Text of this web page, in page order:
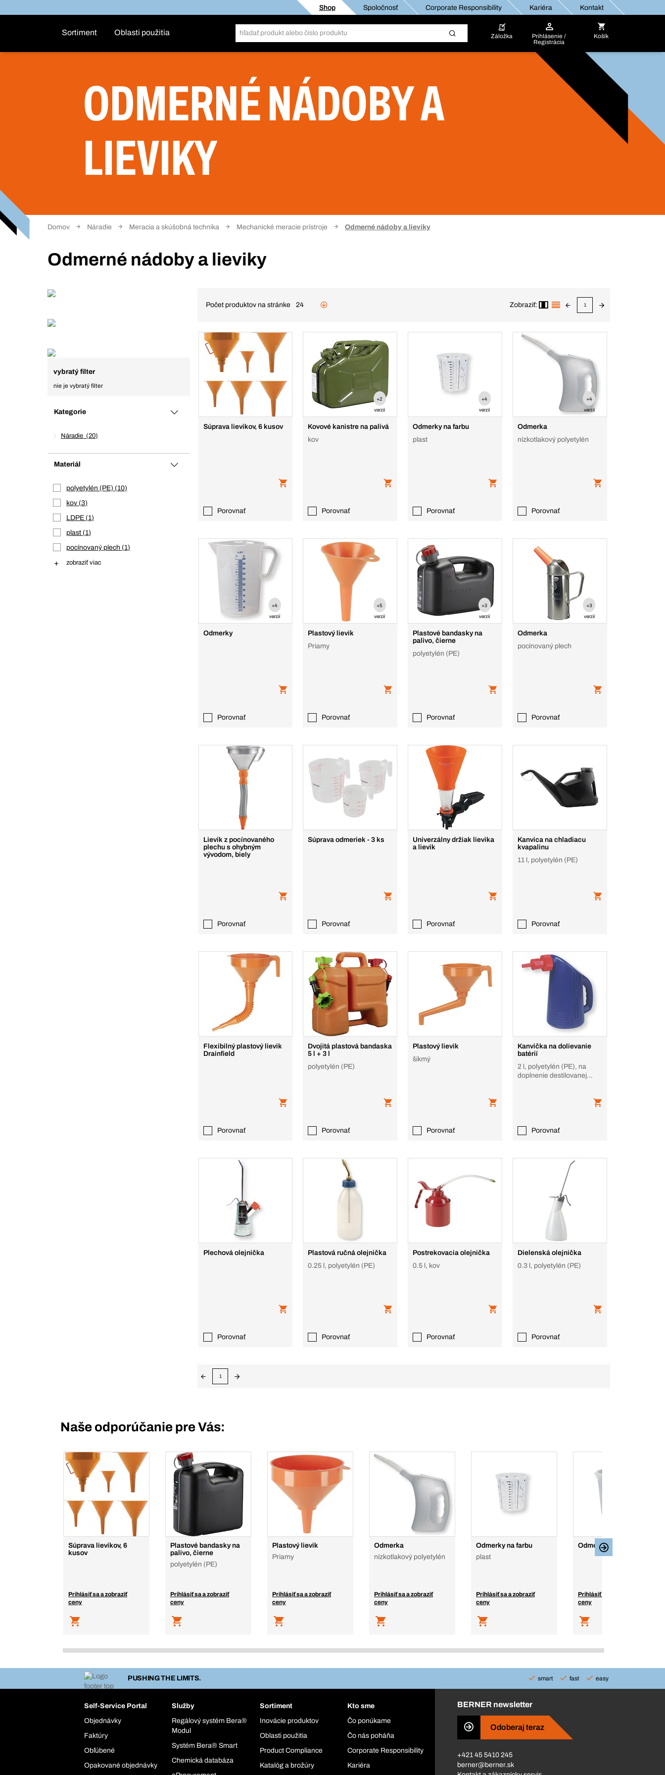
Shop Spoločnosť Corporate Responsibility Kariéra Kontakt
Sortiment Oblasti použitia Záložka
Prihlásenie /
Registrácia
Košík
ODMERNÉ NÁDOBY A
LIEVIKY
Domov Náradie Meracia a skúšobná technika Mechanické meracie prístroje Odmerné nádoby a lieviky
Odmerné nádoby a lieviky
vybratý filter
nie je vybratý filter
Kategorie
Náradie 20
Materiál
polyetylén (PE)
10
kov 3
LDPE 1
plast 1
pocínovaný plech
1
zobraziť viac
Počet produktov na stránke 24 Zobraziť: 1
Súprava lievikov, 6 kusov
Porovnať
+2
verzií
Kovové kanistre na palivá
kov
Porovnať
+4
verzií
Odmerky na farbu
plast
Porovnať
+4
verzií
Odmerka
nízkotlakový polyetylén
Porovnať
+4
verzií
Odmerky
Porovnať
+5
verzií
Plastový lievik
Priamy
Porovnať
+3
verzií
Plastové bandasky na
palivo, čierne
polyetylén (PE)
Porovnať
+3
verzií
Odmerka
pocínovaný plech
Porovnať
Lievik z pocínovaného
plechu s ohybným
vývodom, biely
Porovnať
Súprava odmeriek - 3 ks
Porovnať
Univerzálny držiak lievika
a lievik
Porovnať
Kanvica na chladiacu
kvapalinu
11 l, polyetylén (PE)
Porovnať
Flexibilný plastový lievik
Drainfield
Porovnať
Dvojitá plastová bandaska
5 l + 3 l
polyetylén (PE)
Porovnať
Plastový lievik
šikmý
Porovnať
Kanvička na dolievanie
batérií
2 l, polyetylén (PE), na
doplnenie destilovanej
Porovnať
Plechová olejnička
Porovnať
Plastová ručná olejnička
0.25 l, polyetylén (PE)
Porovnať
Postrekovacia olejnička
0.5 l, kov
Porovnať
Dielenská olejnička
0.3 l, polyetylén (PE)
Porovnať
1
Naše odporúčanie pre Vás:
Súprava lievikov, 6
kusov
Prihlásiť sa a zobraziť
ceny
Plastové bandasky na
palivo, čierne
polyetylén (PE)
Prihlásiť sa a zobraziť
ceny
Plastový lievik
Priamy
Prihlásiť sa a zobraziť
ceny
Odmerka
nízkotlakový polyetylén
Prihlásiť sa a zobraziť
ceny
Odmerky na farbu
plast
Prihlásiť sa a zobraziť
ceny
Odmerky
Prihlásiť sa a zobraziť
ceny
PUSHING THE LIMITS. smart fast easy
Self-Service Portal
Objednávky
Faktúry
Obľúbené
Opakované objednávky
Služby
Regálový systém Bera®
Modul
Systém Bera® Smart
Chemická databáza
Sortiment
Inovácie produktov
Oblasti použitia
Product Compliance
Katalóg a brožúry
Kto sme
Čo ponúkame
Čo nás poháňa
Corporate Responsibility
Kariéra
BERNER newsletter
Odoberaj teraz
+421 45 5410 245
berner@berner.sk